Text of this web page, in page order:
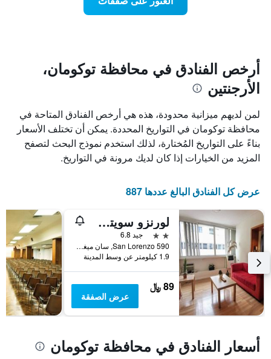
المخطط
1
محور
Y
الذي
يعرض
متوسط
سعر
في
نهاية
هذا
الأسبوع
آخر
3
أيام
محور
X
الذي
يعرض
عدد
الأيام
قبل
يتضمن
التالي
1
محور
الذي
يعرض
متوسط
سعر
غرفة
أرخص الفنادق في محافظة توكومان،
الأرجنتين
لمن لديهم ميزانية محدودة، هذه هي أرخص الفنادق المتاحة في
محافظة توكومان في التواريخ المحددة. يمكن أن تختلف الأسعار
بناءً على التواريخ المُختارة، لذلك استخدم نموذج البحث لتصفح
المزيد من الخيارات إذا كان لديك مرونة في التواريخ.
عرض كل الفنادق البالغ عددها 887
لورنزو سويتس هوتل
2 نجمتين
جيد 6.8
San Lorenzo 590, سان ميغيل دي توكومان, محافظة توكومان, الأرجنتين
1.9 كيلومتر عن وسط المدينة
89 ﷼
عرض الصفقة
أسعار الفنادق في محافظة توكومان